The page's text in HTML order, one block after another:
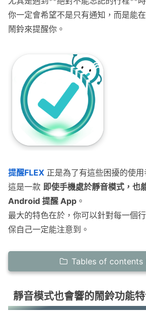
你一定會希望不是只有通知，而是能
鬧鈴來提醒你。
提醒FLEX 正是為了有這些困擾的使用
這是一款 即使手機處於靜音模式，也
Android 提醒 App 。
最大的特色在於，你可以針對每一個
保自己一定能注意到。
Tables of contents
鬧鈴功能常見問題 FAQ
靜音模式也會響的鬧鈴功能